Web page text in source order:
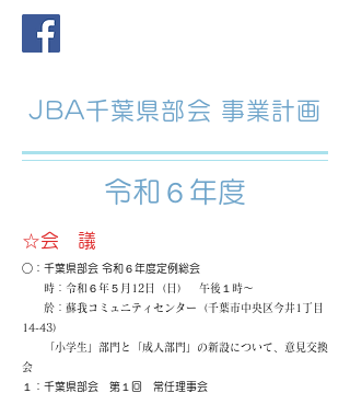
JBA千葉県部会 事業計画
​令和６年度
○：千葉県部会 令和６年度定例総会
時：令和６年５月12日（日） 午後１時〜
於：蘇我コミュニティセンター（千葉市中央区今井1丁目
14-43）
「小学生」部門と「成人部門」の新設について、意見交換
会
☆会 議
１：千葉県部会 第１回 常任理事会